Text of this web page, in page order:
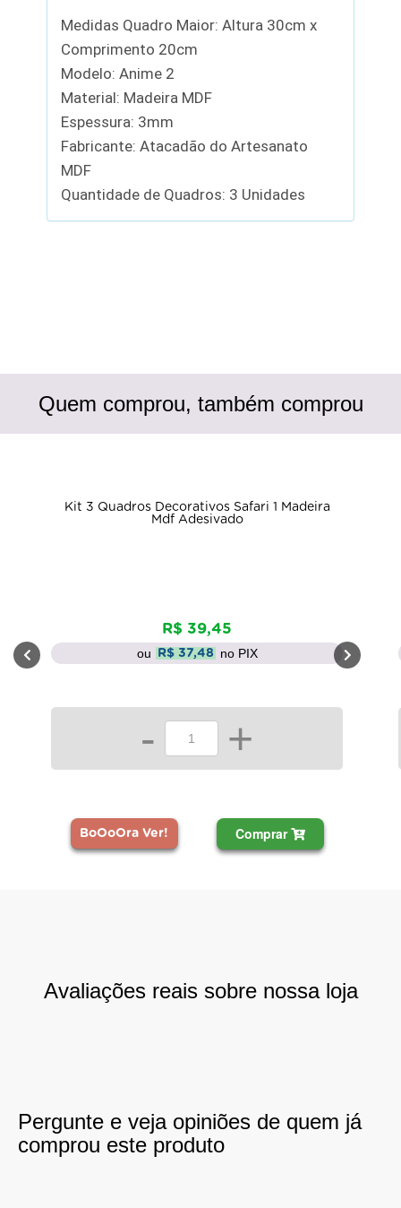
Medidas Quadro Maior: Altura 30cm x
Comprimento 20cm
Modelo: Anime 2
Material: Madeira MDF
Espessura: 3mm
Fabricante: Atacadão do Artesanato
MDF
Quantidade de Quadros: 3 Unidades
Quem comprou, também comprou
Kit 3 Quadros Decorativos Safari 1 Madeira
Mdf Adesivado
R$ 39,45
ou R$ 37,48 no PIX
- +
BoOoOra Ver! Comprar
Avaliações reais sobre nossa loja
Pergunte e veja opiniões de quem já
comprou este produto